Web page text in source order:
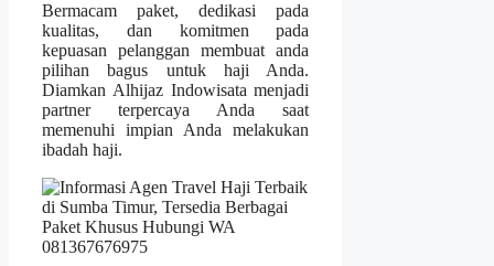
Bermacam paket, dedikasi pada
kualitas, dan komitmen pada
kepuasan pelanggan membuat anda
pilihan bagus untuk haji Anda.
Diamkan Alhijaz Indowisata menjadi
partner terpercaya Anda saat
memenuhi impian Anda melakukan
ibadah haji.